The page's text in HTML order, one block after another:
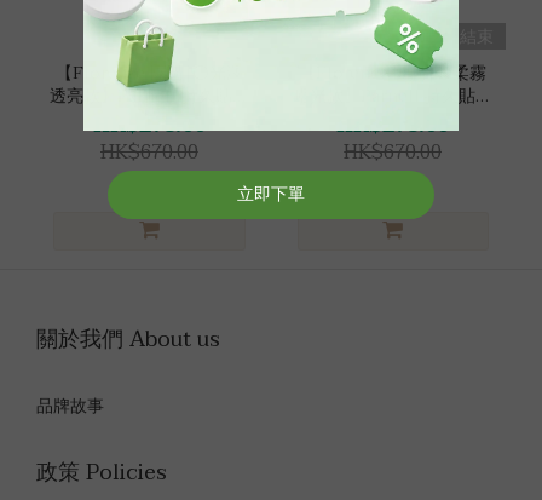
販售結束
【Florence 團購|⚪光澤
透亮款】Parnell 持久貼妝
HK$278.00
HK$670.00
販售結束
【Florence 團購|🟢柔霧
啞光款】Parnell 持久貼妝
HK$278.00
HK$670.00
關於我們 About us
品牌故事
政策 Policies